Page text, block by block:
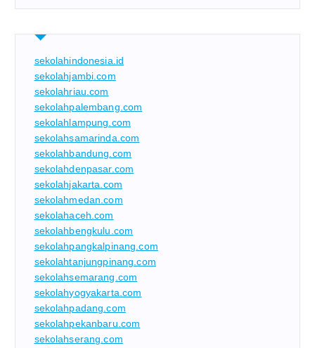
sekolahindonesia.id
sekolahjambi.com
sekolahriau.com
sekolahpalembang.com
sekolahlampung.com
sekolahsamarinda.com
sekolahbandung.com
sekolahdenpasar.com
sekolahjakarta.com
sekolahmedan.com
sekolahaceh.com
sekolahbengkulu.com
sekolahpangkalpinang.com
sekolahtanjungpinang.com
sekolahsemarang.com
sekolahyogyakarta.com
sekolahpadang.com
sekolahpekanbaru.com
sekolahserang.com